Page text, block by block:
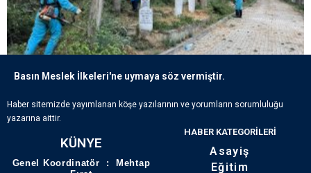
ECDADIN IZLERI BÜYÜKŞEHIR’IN HASSASIYETIYLE YAŞATILIYOR
Basın Meslek İlkeleri'ne uymaya söz vermiştir.
Haber sitemizde yayımlanan köşe yazılarının ve yorumların sorumluluğu
yazarına aittir.
KÜNYE
Genel Koordinatör : Mehtap
HABER KATEGORILERI
Asayiş
Eğitim